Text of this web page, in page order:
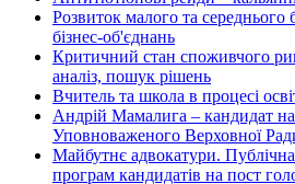
Розвиток малого та середнього
бізнес-об'єднань
Критичний стан споживчого
аналіз, пошук рішень
Вчитель та школа в процесі
Андрій Мамалига – кандидат
Уповноваженого Верховної
Майбутнє адвокатури. Публічна
програм кандидатів на пост